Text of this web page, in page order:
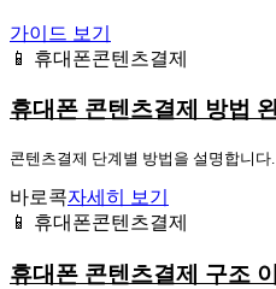
가이드 보기
📱 휴대폰콘텐츠결제
휴대폰 콘텐츠결제 방법
콘텐츠결제 단계별 방법을 설명합니다.
바로콕자세히 보기
📱 휴대폰콘텐츠결제
휴대폰 콘텐츠결제 구조